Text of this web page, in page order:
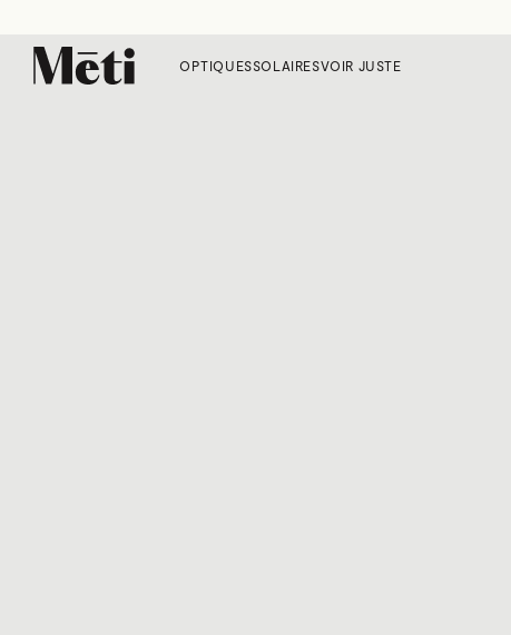
OPTIQUESSOLAIRESVOIR JUSTE